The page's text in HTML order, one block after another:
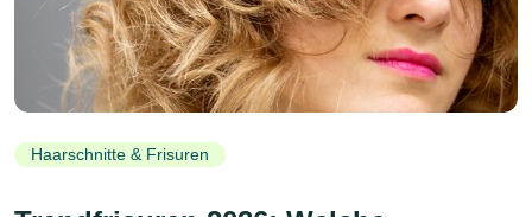
Haarschnitte & Frisuren